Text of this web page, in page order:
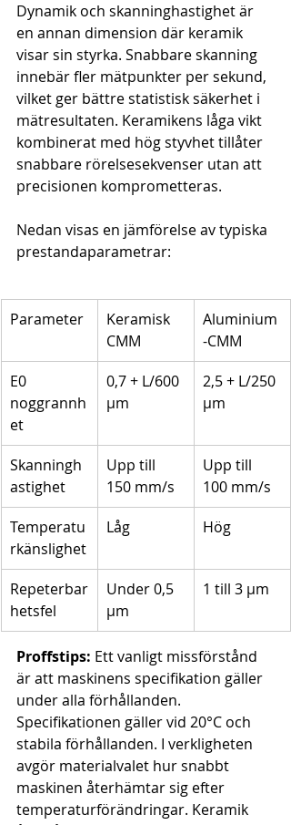
Dynamik och skanninghastighet är
en annan dimension där keramik
visar sin styrka. Snabbare skanning
innebär fler mätpunkter per sekund,
vilket ger bättre statistisk säkerhet i
mätresultaten. Keramikens låga vikt
kombinerat med hög styvhet tillåter
snabbare rörelsesekvenser utan att
precisionen komprometteras.
Nedan visas en jämförelse av typiska
prestandaparametrar:
Parameter
Keramisk
CMM
Aluminium
-CMM
E0
noggrannh
et
0,7 + L/600
μm
2,5 + L/250
μm
Skanningh
astighet
Upp till
150 mm/s
Upp till
100 mm/s
Temperatu
rkänslighet
Låg Hög
Repeterbar
hetsfel
Under 0,5
μm
1 till 3 μm
Proffstips: Ett vanligt missförstånd
är att maskinens specifikation gäller
under alla förhållanden.
Specifikationen gäller vid 20°C och
stabila förhållanden. I verkligheten
avgör materialvalet hur snabbt
maskinen återhämtar sig efter
temperaturförändringar. Keramik